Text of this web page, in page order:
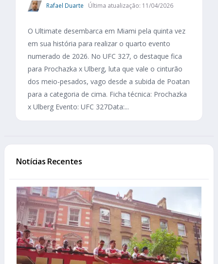
Rafael Duarte Última atualização: 11/04/2026
O Ultimate desembarca em Miami pela quinta vez
em sua história para realizar o quarto evento
numerado de 2026. No UFC 327, o destaque fica
para Prochazka x Ulberg, luta que vale o cinturão
dos meio-pesados, vago desde a subida de Poatan
para a categoria de cima. Ficha técnica: Prochazka
x Ulberg Evento: UFC 327Data:...
Notícias Recentes